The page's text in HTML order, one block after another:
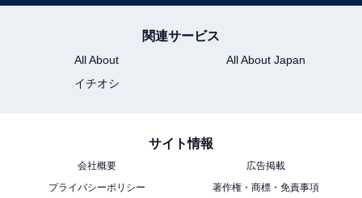
関連サービス
All About
All About Japan
イチオシ
サイト情報
会社概要
広告掲載
プライバシーポリシー
著作権・商標・免責事項